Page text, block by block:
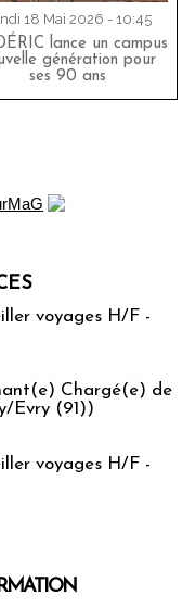
18 Mai 2026 - 10:45
lance un campus
génération pour
ses 90 ans
voyages H/F -
Chargé(e) de
Evry (91))
voyages H/F -